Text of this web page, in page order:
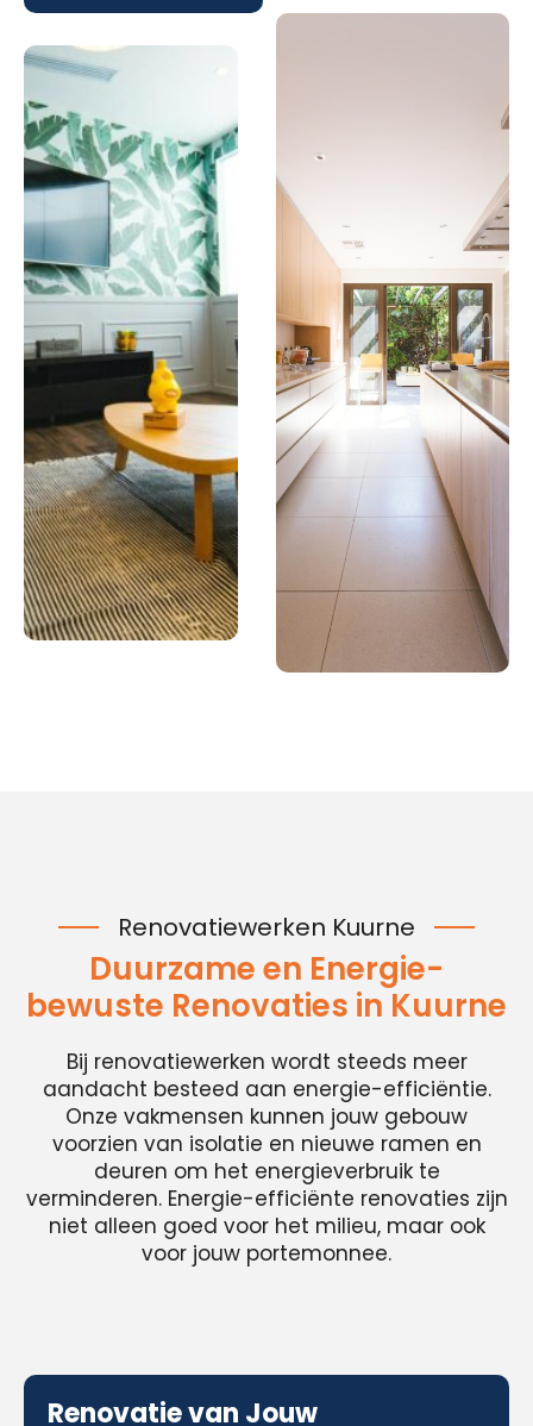
Renovatiewerken Kuurne
Duurzame en Energie-
bewuste Renovaties in Kuurne
Bij renovatiewerken wordt steeds meer
aandacht besteed aan energie-efficiëntie.
Onze vakmensen kunnen jouw gebouw
voorzien van isolatie en nieuwe ramen en
deuren om het energieverbruik te
verminderen. Energie-efficiënte renovaties zijn
niet alleen goed voor het milieu, maar ook
voor jouw portemonnee.
Renovatie van Jouw